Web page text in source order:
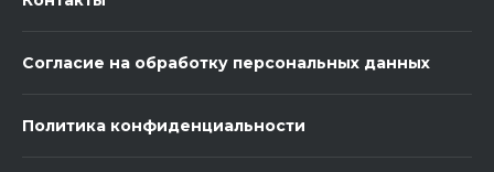
Согласие на обработку персональных данных
Политика конфиденциальности